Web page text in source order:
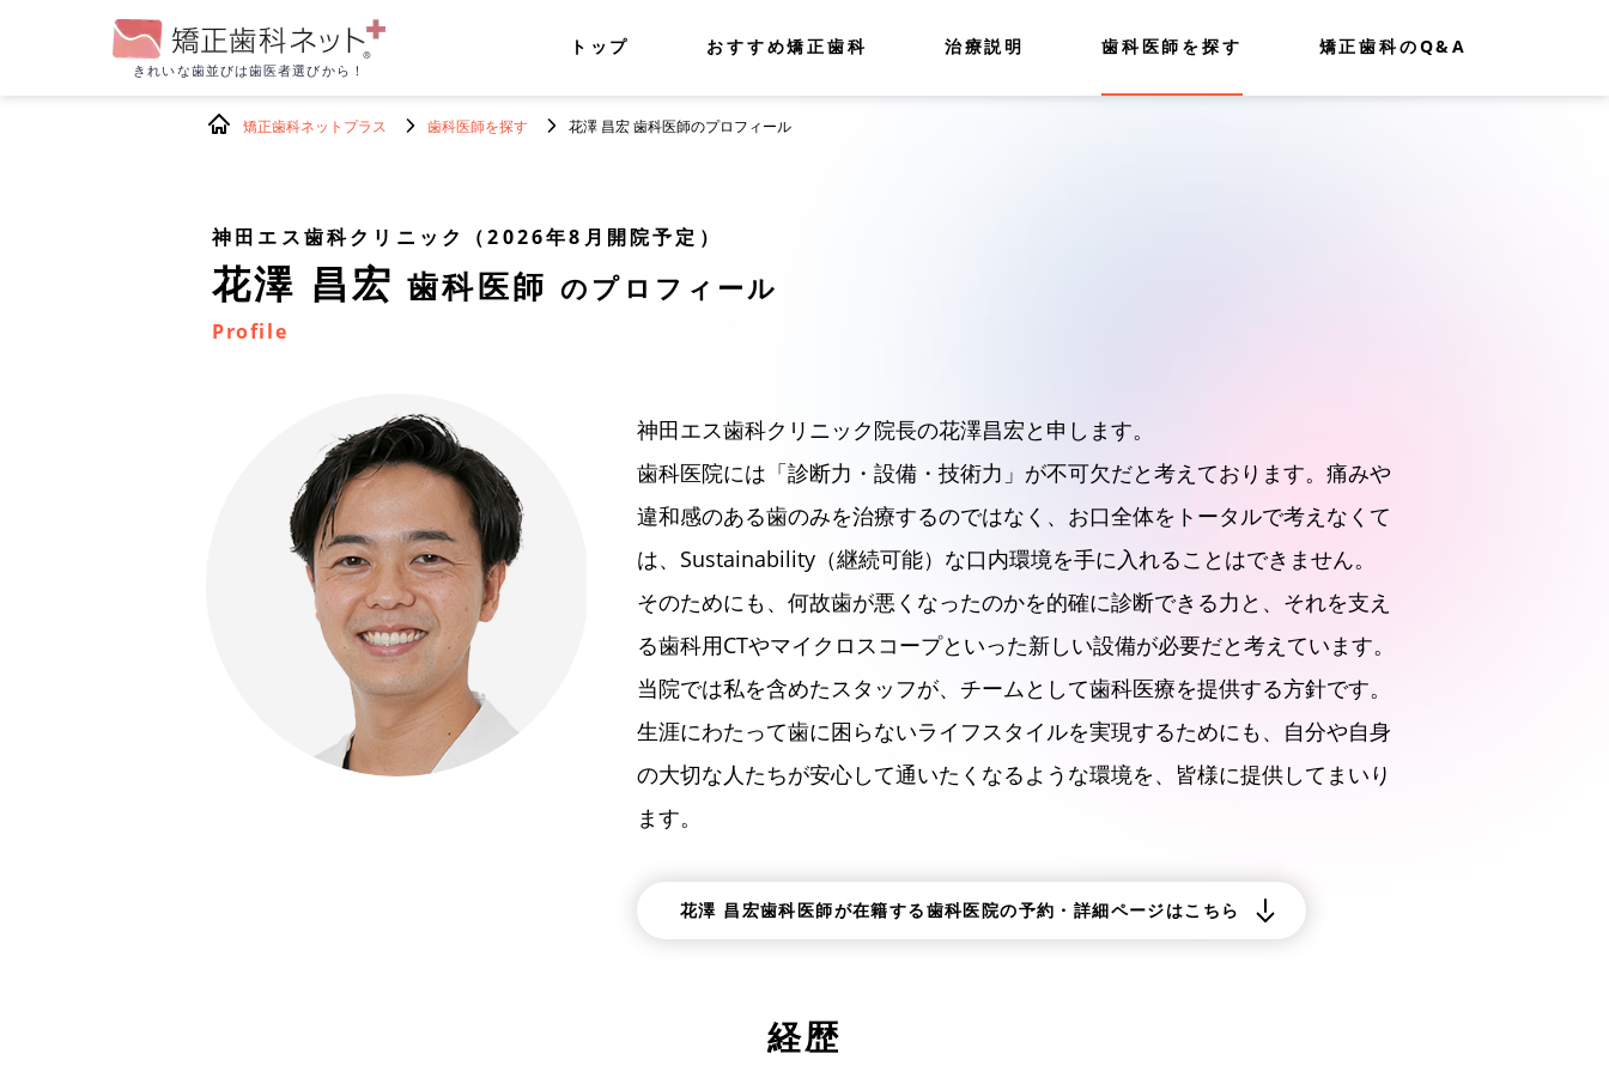
きれいな歯並びは歯医者選びから！
トップ おすすめ矯正歯科 治療説明 歯科医師を探す 矯正歯科のQ&A
矯正歯科ネットプラス 歯科医師を探す 花澤 昌宏 歯科医師のプロフィール
神田エス歯科クリニック（2026年8月開院予定）
花澤 昌宏歯科医師 のプロフィール
Profile
神田エス歯科クリニック院長の花澤昌宏と申します。
歯科医院には「診断力・設備・技術力」が不可欠だと考えております。痛みや
違和感のある歯のみを治療するのではなく、お口全体をトータルで考えなくて
は、Sustainability（継続可能）な口内環境を手に入れることはできません。
そのためにも、何故歯が悪くなったのかを的確に診断できる力と、それを支え
る歯科用CTやマイクロスコープといった新しい設備が必要だと考えています。
当院では私を含めたスタッフが、チームとして歯科医療を提供する方針です。
生涯にわたって歯に困らないライフスタイルを実現するためにも、自分や自身
の大切な人たちが安心して通いたくなるような環境を、皆様に提供してまいり
ます。
花澤 昌宏歯科医師が在籍する歯科医院の予約・詳細ページはこちら
経歴